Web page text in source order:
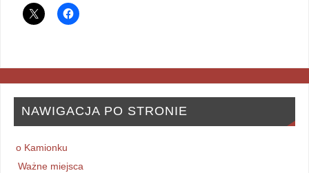
NAWIGACJA PO STRONIE
o Kamionku
Ważne miejsca